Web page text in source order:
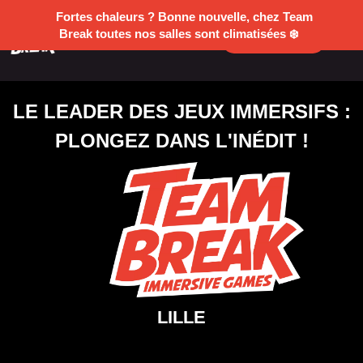
LILLE RÉSERVER
LE LEADER DES JEUX IMMERSIFS :
PLONGEZ DANS L'INÉDIT !
LILLE
Fortes chaleurs ? Bonne nouvelle, chez Team
Break toutes nos salles sont climatisées ❄️